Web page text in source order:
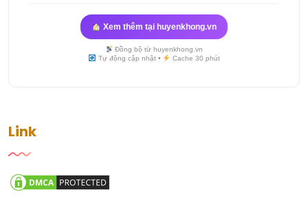
Xem thêm tại huyenkhong.vn
Đồng bộ từ huyenkhong.vn
Tự động cập nhật •
Cache 30 phút
Link